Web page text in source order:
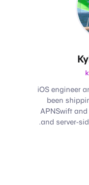
iOS engineer
been
APNSwift
and server-